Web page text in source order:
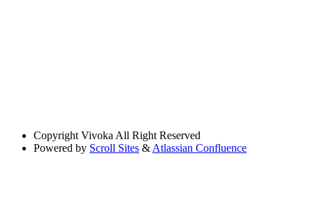
Copyright Vivoka All Right Reserved
Powered by Scroll Sites & Atlassian Confluence